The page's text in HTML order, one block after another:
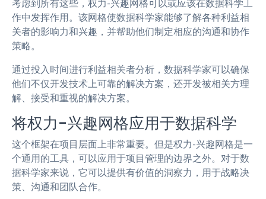
考虑到所有这些，权力-兴趣网格可以或应该在数据科学工
作中发挥作用。该网格使数据科学家能够了解各种利益相
关者的影响力和兴趣，并帮助他们制定相应的沟通和协作
策略。
通过投入时间进行利益相关者分析，数据科学家可以确保
他们不仅开发技术上可靠的解决方案，还开发被相关方理
解、接受和重视的解决方案。
将权力-兴趣网格应用于数据科学
这个框架在项目层面上非常重要。但是权力-兴趣网格是一
个通用的工具，可以应用于项目管理的边界之外。对于数
据科学家来说，它可以提供有价值的洞察力，用于战略决
策、沟通和团队合作。